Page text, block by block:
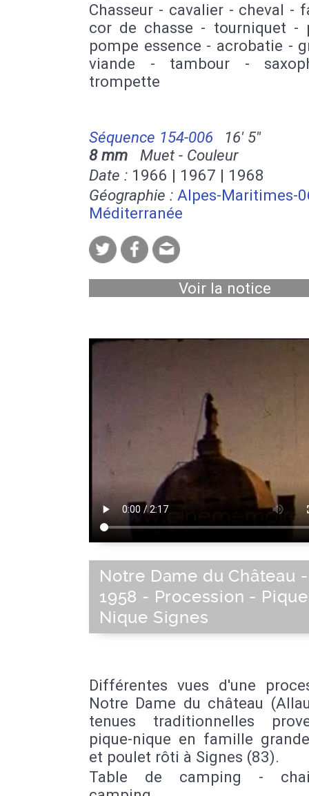
Chasseur - cavalier - cheval -
cor de chasse - tourniquet -
pompe essence - acrobatie -
viande - tambour -
trompette
Séquence 154-006
16' 5''
8 mm Muet - Couleur
Date : 1966 | 1967 | 1968
Géographie : Alpes-Maritimes-
Méditerranée
Voir la notice
Notre Dame du Château -
1958 - Procession -
Nique Signes
Différentes vues d'une
Notre Dame du château
tenues traditionnelles
pique-nique en famille
et poulet rôti à Signes (83).
Table de camping -